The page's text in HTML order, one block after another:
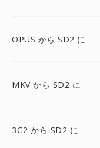
OPUS から SD2 に
MKV から SD2 に
3G2 から SD2 に